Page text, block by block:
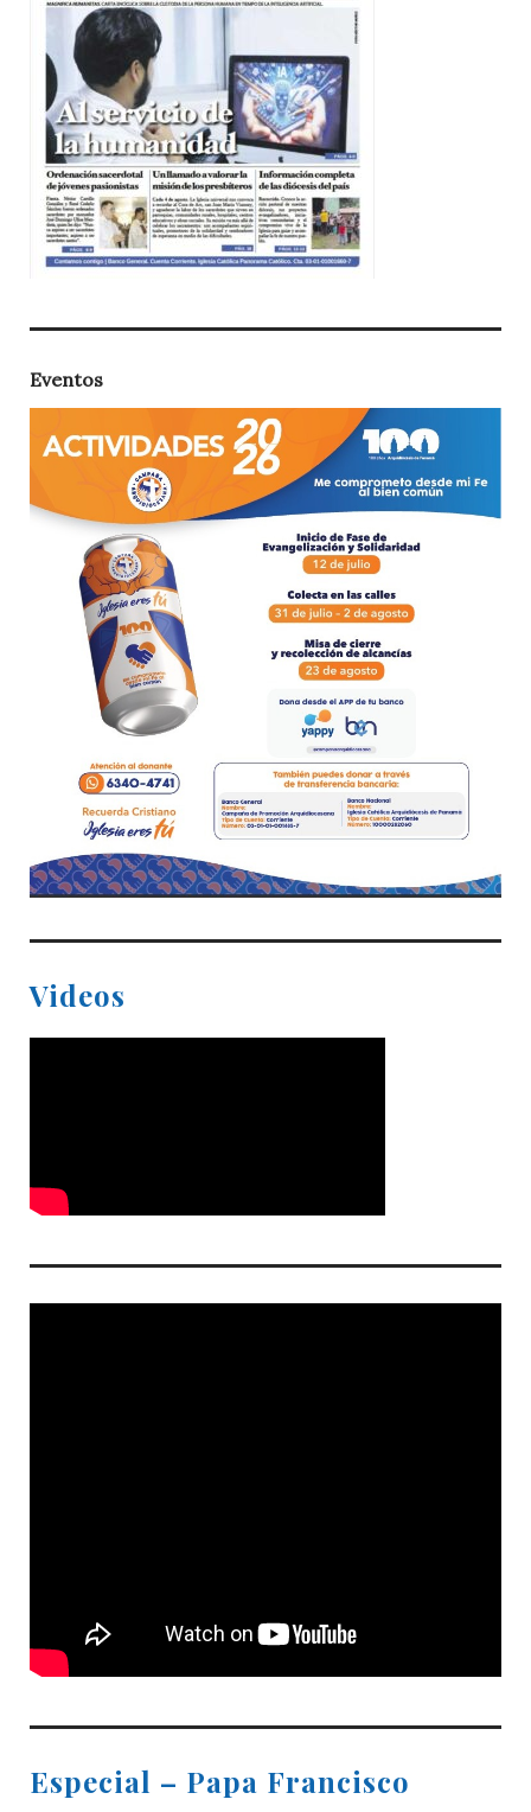
Eventos
Videos
Especial – Papa Francisco